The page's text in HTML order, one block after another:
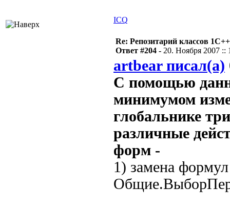
ICQ
Re: Репозитарий классов
Ответ #204 - 20. Ноября 2007 ::
artbear писал(а)
С помощью
минимумом
глобальнике
различные
форм -
1) замена